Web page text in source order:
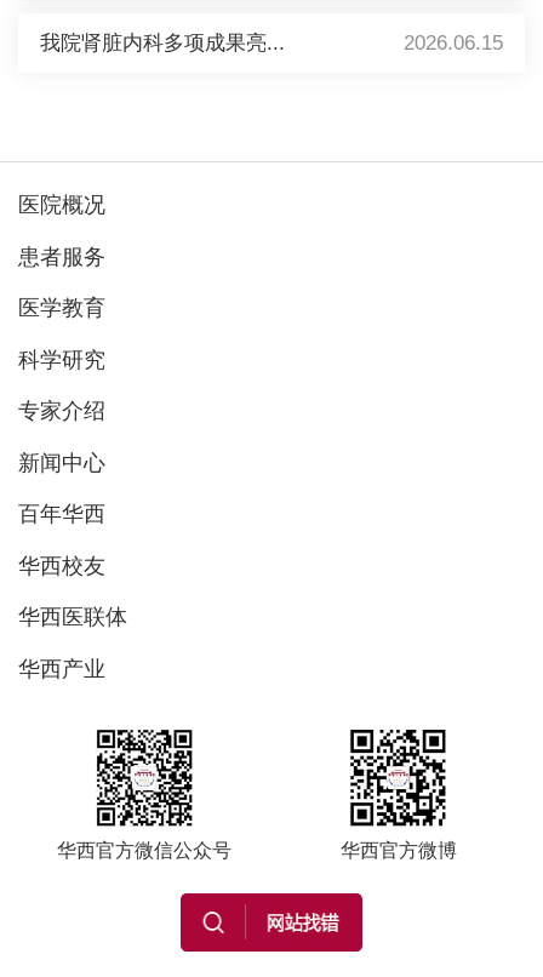
我院肾脏内科多项成果亮... 2026.06.15
医院概况
患者服务
医学教育
科学研究
专家介绍
新闻中心
百年华西
华西校友
华西医联体
华西产业
华西官方微信公众号 华西官方微博